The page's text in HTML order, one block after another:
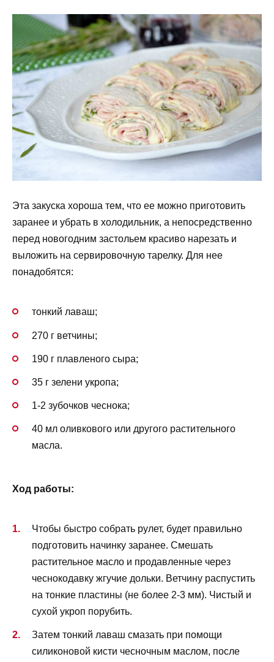
Эта закуска хороша тем, что ее можно приготовить
заранее и убрать в холодильник, а непосредственно
перед новогодним застольем красиво нарезать и
выложить на сервировочную тарелку. Для нее
понадобятся:
тонкий лаваш;
270 г ветчины;
190 г плавленого сыра;
35 г зелени укропа;
1-2 зубочков чеснока;
40 мл оливкового или другого растительного
масла.
Ход работы:
Чтобы быстро собрать рулет, будет правильно
подготовить начинку заранее. Смешать
растительное масло и продавленные через
чеснокодавку жгучие дольки. Ветчину распустить
на тонкие пластины (не более 2-3 мм). Чистый и
сухой укроп порубить.
Затем тонкий лаваш смазать при помощи
силиконовой кисти чесночным маслом, после